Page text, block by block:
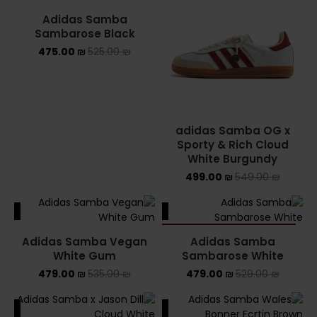
adidas Samba OG x
Sporty & Rich Cloud
White Burgundy
549.00₪
499.00 ₪
Adidas Samba
Sambarose Black
525.00₪
475.00 ₪
Adidas Samba
Sambarose White
529.00₪
479.00 ₪
Adidas Samba Vegan
White Gum
535.00₪
479.00 ₪
SALE